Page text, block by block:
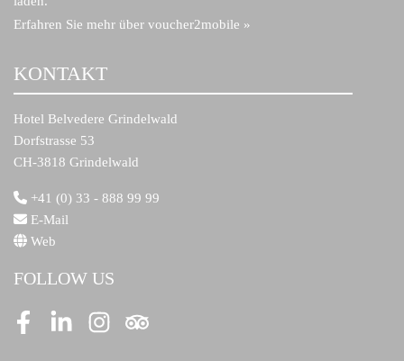
Erfahren Sie mehr über voucher2mobile »
KONTAKT
Hotel Belvedere Grindelwald
Dorfstrasse 53
CH-3818 Grindelwald
+41 (0) 33 - 888 99 99
E-Mail
Web
FOLLOW US
FacebookLinkedInInstagramTripadvisor